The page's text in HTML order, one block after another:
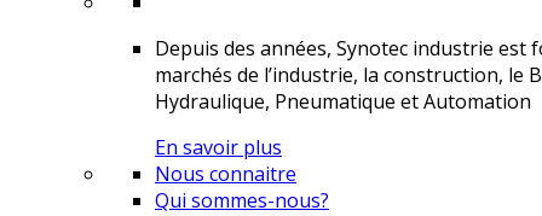
Depuis des années, Synotec industrie
marchés de l’industrie, la construction, le
Hydraulique, Pneumatique et Automation
En savoir plus
Nous connaitre
Qui sommes-nous?